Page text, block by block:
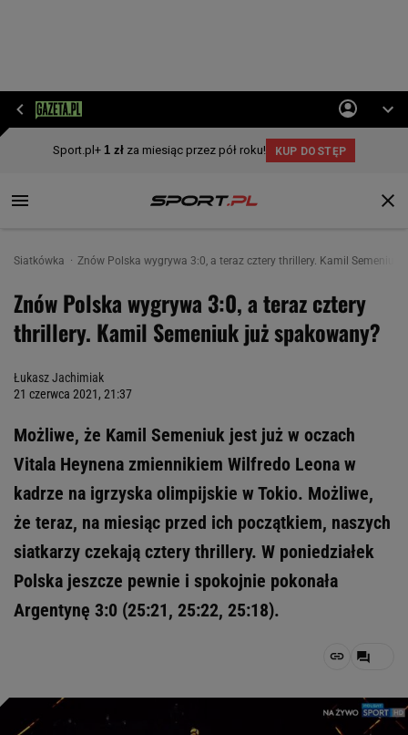
Siatkówka Znów Polska wygrywa 3:0, a teraz cztery thrillery. Kamil Semeniuk
Znów Polska wygrywa 3:0, a teraz cztery
thrillery. Kamil Semeniuk już spakowany?
Łukasz Jachimiak
21 czerwca 2021, 21:37
Możliwe, że Kamil Semeniuk jest już w oczach
Vitala Heynena zmiennikiem Wilfredo Leona w
kadrze na igrzyska olimpijskie w Tokio. Możliwe,
że teraz, na miesiąc przed ich początkiem, naszych
siatkarzy czekają cztery thrillery. W poniedziałek
Polska jeszcze pewnie i spokojnie pokonała
Argentynę 3:0 (25:21, 25:22, 25:18).